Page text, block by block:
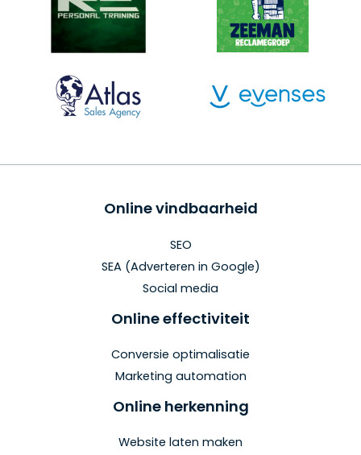
Online vindbaarheid
SEO
SEA (Adverteren in Google)
Social media
Online effectiviteit
Conversie optimalisatie
Marketing automation
Online herkenning
Website laten maken